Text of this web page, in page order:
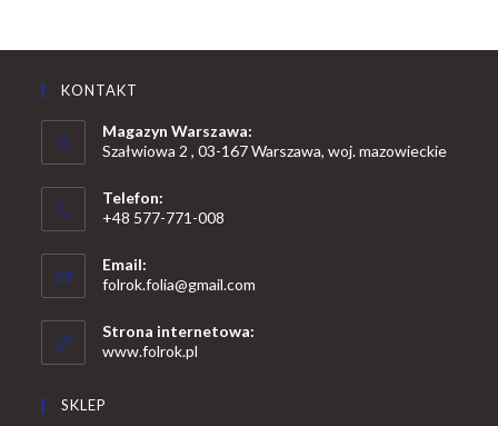
KONTAKT
Magazyn Warszawa:
Szałwiowa 2 , 03-167 Warszawa, woj. mazowieckie
Telefon:
+48 577-771-008
in
your
application
Email:
folrok.folia@gmail.com
Strona internetowa:
www.folrok.pl
SKLEP